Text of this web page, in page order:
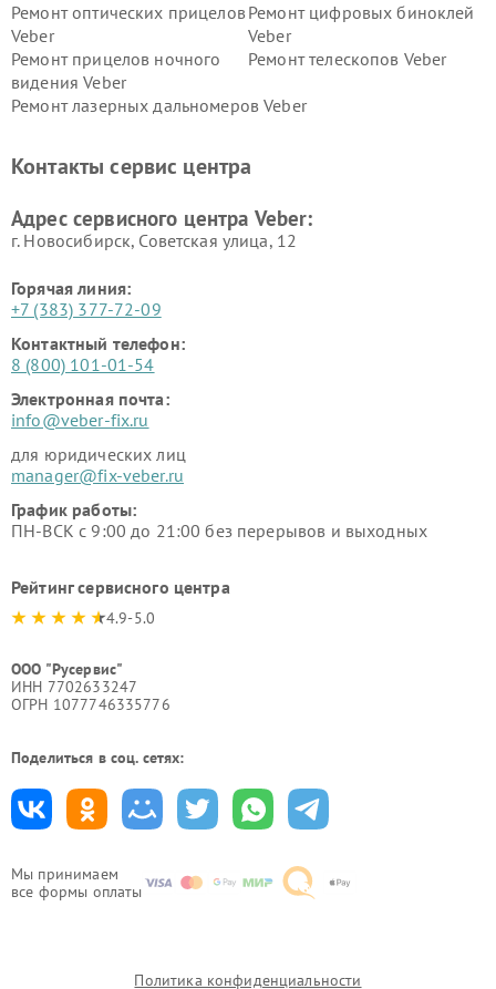
Мы принимаем
все формы оплаты
Ремонт оптических прицелов
Veber
Ремонт цифровых биноклей
Veber
Ремонт прицелов ночного
видения Veber
Ремонт телескопов Veber
Ремонт лазерных дальномеров Veber
Контакты сервис центра
Адрес сервисного центра Veber:
г. Новосибирск, Советская улица, 12
Горячая линия:
+7 (383) 377-72-09
Контактный телефон:
8 (800) 101-01-54
Электронная почта:
info@veber-fix.ru
для юридических лиц
manager@fix-veber.ru
График работы:
ПН-ВСК с 9:00 до 21:00 без перерывов и выходных
Рейтинг сервисного центра
4.9-5.0
ООО "Русервис"
ИНН 7702633247
ОГРН 1077746335776
Поделиться в соц. сетях:
Политика конфиденциальности